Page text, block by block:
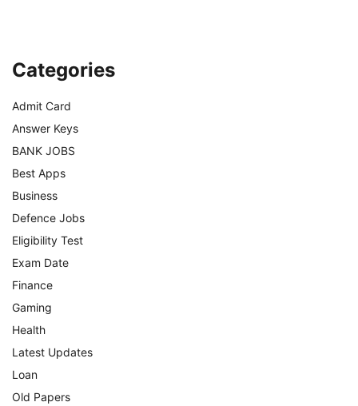
Categories
Admit Card
Answer Keys
BANK JOBS
Best Apps
Business
Defence Jobs
Eligibility Test
Exam Date
Finance
Gaming
Health
Latest Updates
Loan
Old Papers